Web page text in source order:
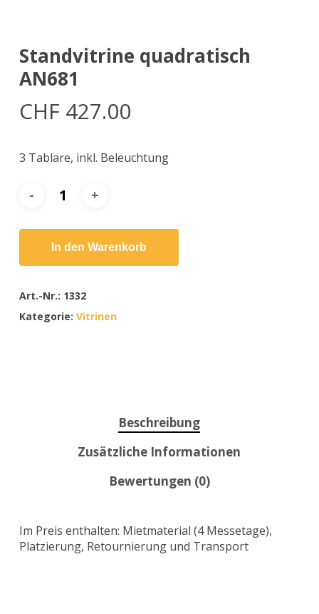
Standvitrine quadratisch
AN681
CHF 427.00
3 Tablare, inkl. Beleuchtung
In den Warenkorb
Art.-Nr.: 1332
Kategorie: Vitrinen
Beschreibung
Zusätzliche Informationen
Bewertungen (0)
Im Preis enthalten: Mietmaterial (4 Messetage),
Platzierung, Retournierung und Transport